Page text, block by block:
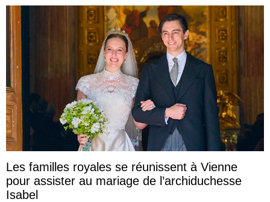
Les familles royales se réunissent à Vienne
pour assister au mariage de l’archiduchesse
Isabel